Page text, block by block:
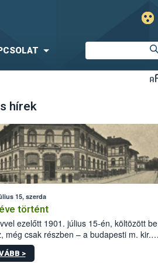
hírek
15, szerda
történt
ezelőtt 1901. július 15-én, költözött be
még csak részben – a budapesti m. kir.
állomás a Kis Rókus utca
alatti, Czigler Győző által tervezett új
>